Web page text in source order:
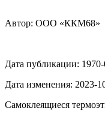
Автор: ООО «ККМ68»
Дата публикации:
Дата изменения: 2023-
Самоклеящиеся